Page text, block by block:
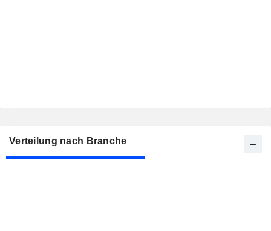
Verteilung nach Branche